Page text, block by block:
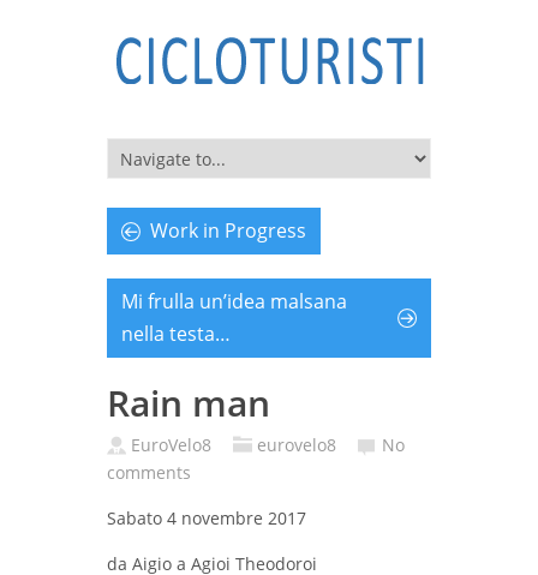
Work in Progress
Mi frulla un’idea malsana
nella testa…
Rain man
EuroVelo8 eurovelo8
No
comments
Sabato 4 novembre 2017
da Aigio a Agioi Theodoroi